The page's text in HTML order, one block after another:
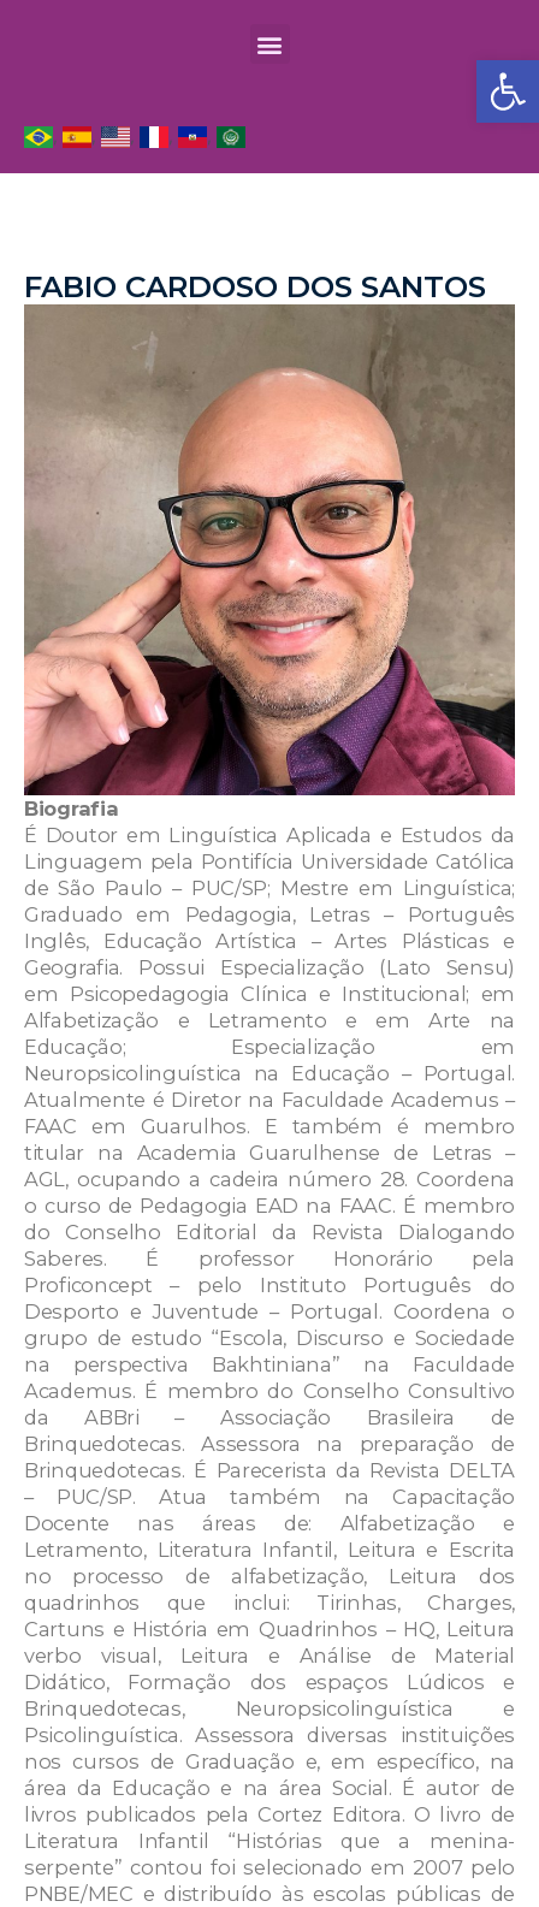
Barra de
FABIO CARDOSO DOS SANTOS
Biografia
É Doutor em Linguística Aplicada e Estudos da
Linguagem pela Pontifícia Universidade Católica
de São Paulo – PUC/SP; Mestre em Linguística;
Graduado em Pedagogia, Letras – Português
Inglês, Educação Artística – Artes Plásticas e
Geografia. Possui Especialização (Lato Sensu)
em Psicopedagogia Clínica e Institucional; em
Alfabetização e Letramento e em Arte na
Educação; Especialização em
Neuropsicolinguística na Educação – Portugal.
Atualmente é Diretor na Faculdade Academus –
FAAC em Guarulhos. E também é membro
titular na Academia Guarulhense de Letras –
AGL, ocupando a cadeira número 28. Coordena
o curso de Pedagogia EAD na FAAC. É membro
do Conselho Editorial da Revista Dialogando
Saberes. É professor Honorário pela
Proficoncept – pelo Instituto Português do
Desporto e Juventude – Portugal. Coordena o
grupo de estudo “Escola, Discurso e Sociedade
na perspectiva Bakhtiniana” na Faculdade
Academus. É membro do Conselho Consultivo
da ABBri – Associação Brasileira de
Brinquedotecas. Assessora na preparação de
Brinquedotecas. É Parecerista da Revista DELTA
– PUC/SP. Atua também na Capacitação
Docente nas áreas de: Alfabetização e
Letramento, Literatura Infantil, Leitura e Escrita
no processo de alfabetização, Leitura dos
quadrinhos que inclui: Tirinhas, Charges,
Cartuns e História em Quadrinhos – HQ, Leitura
verbo visual, Leitura e Análise de Material
Didático, Formação dos espaços Lúdicos e
Brinquedotecas, Neuropsicolinguística e
Psicolinguística. Assessora diversas instituições
nos cursos de Graduação e, em específico, na
área da Educação e na área Social. É autor de
livros publicados pela Cortez Editora. O livro de
Literatura Infantil “Histórias que a menina-
serpente” contou foi selecionado em 2007 pelo
PNBE/MEC e distribuído às escolas públicas de